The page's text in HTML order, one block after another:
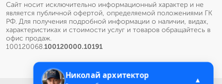
Сайт носит исключительно информационный характер и не
является публичной офертой, определяемой положениями ГК
РФ. Для получения подробной информации о наличии, видах,
характеристиках и стоимости услуг и товаров обращайтесь в
офис продаж.
100120068.100120000.10191
Николай архитектор ▲